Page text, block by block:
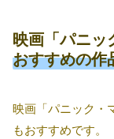
映画「パニッ
おすすめの作
映画「パニック・
もおすすめです。